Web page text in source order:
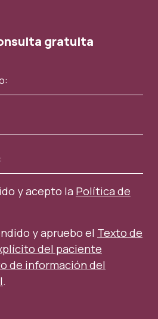
gratuita
y acepto la Política de
y apruebo el Texto de
del paciente
de información del
.